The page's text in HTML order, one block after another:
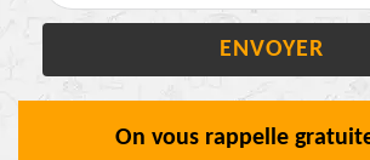
On vous rappelle